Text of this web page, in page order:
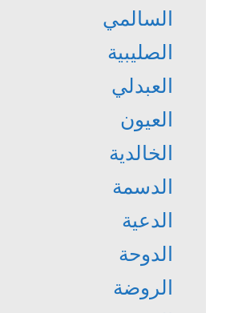
السالمي
الصليبية
العبدلي
العيون
الخالدية
الدسمة
الدعية
الدوحة
الروضة